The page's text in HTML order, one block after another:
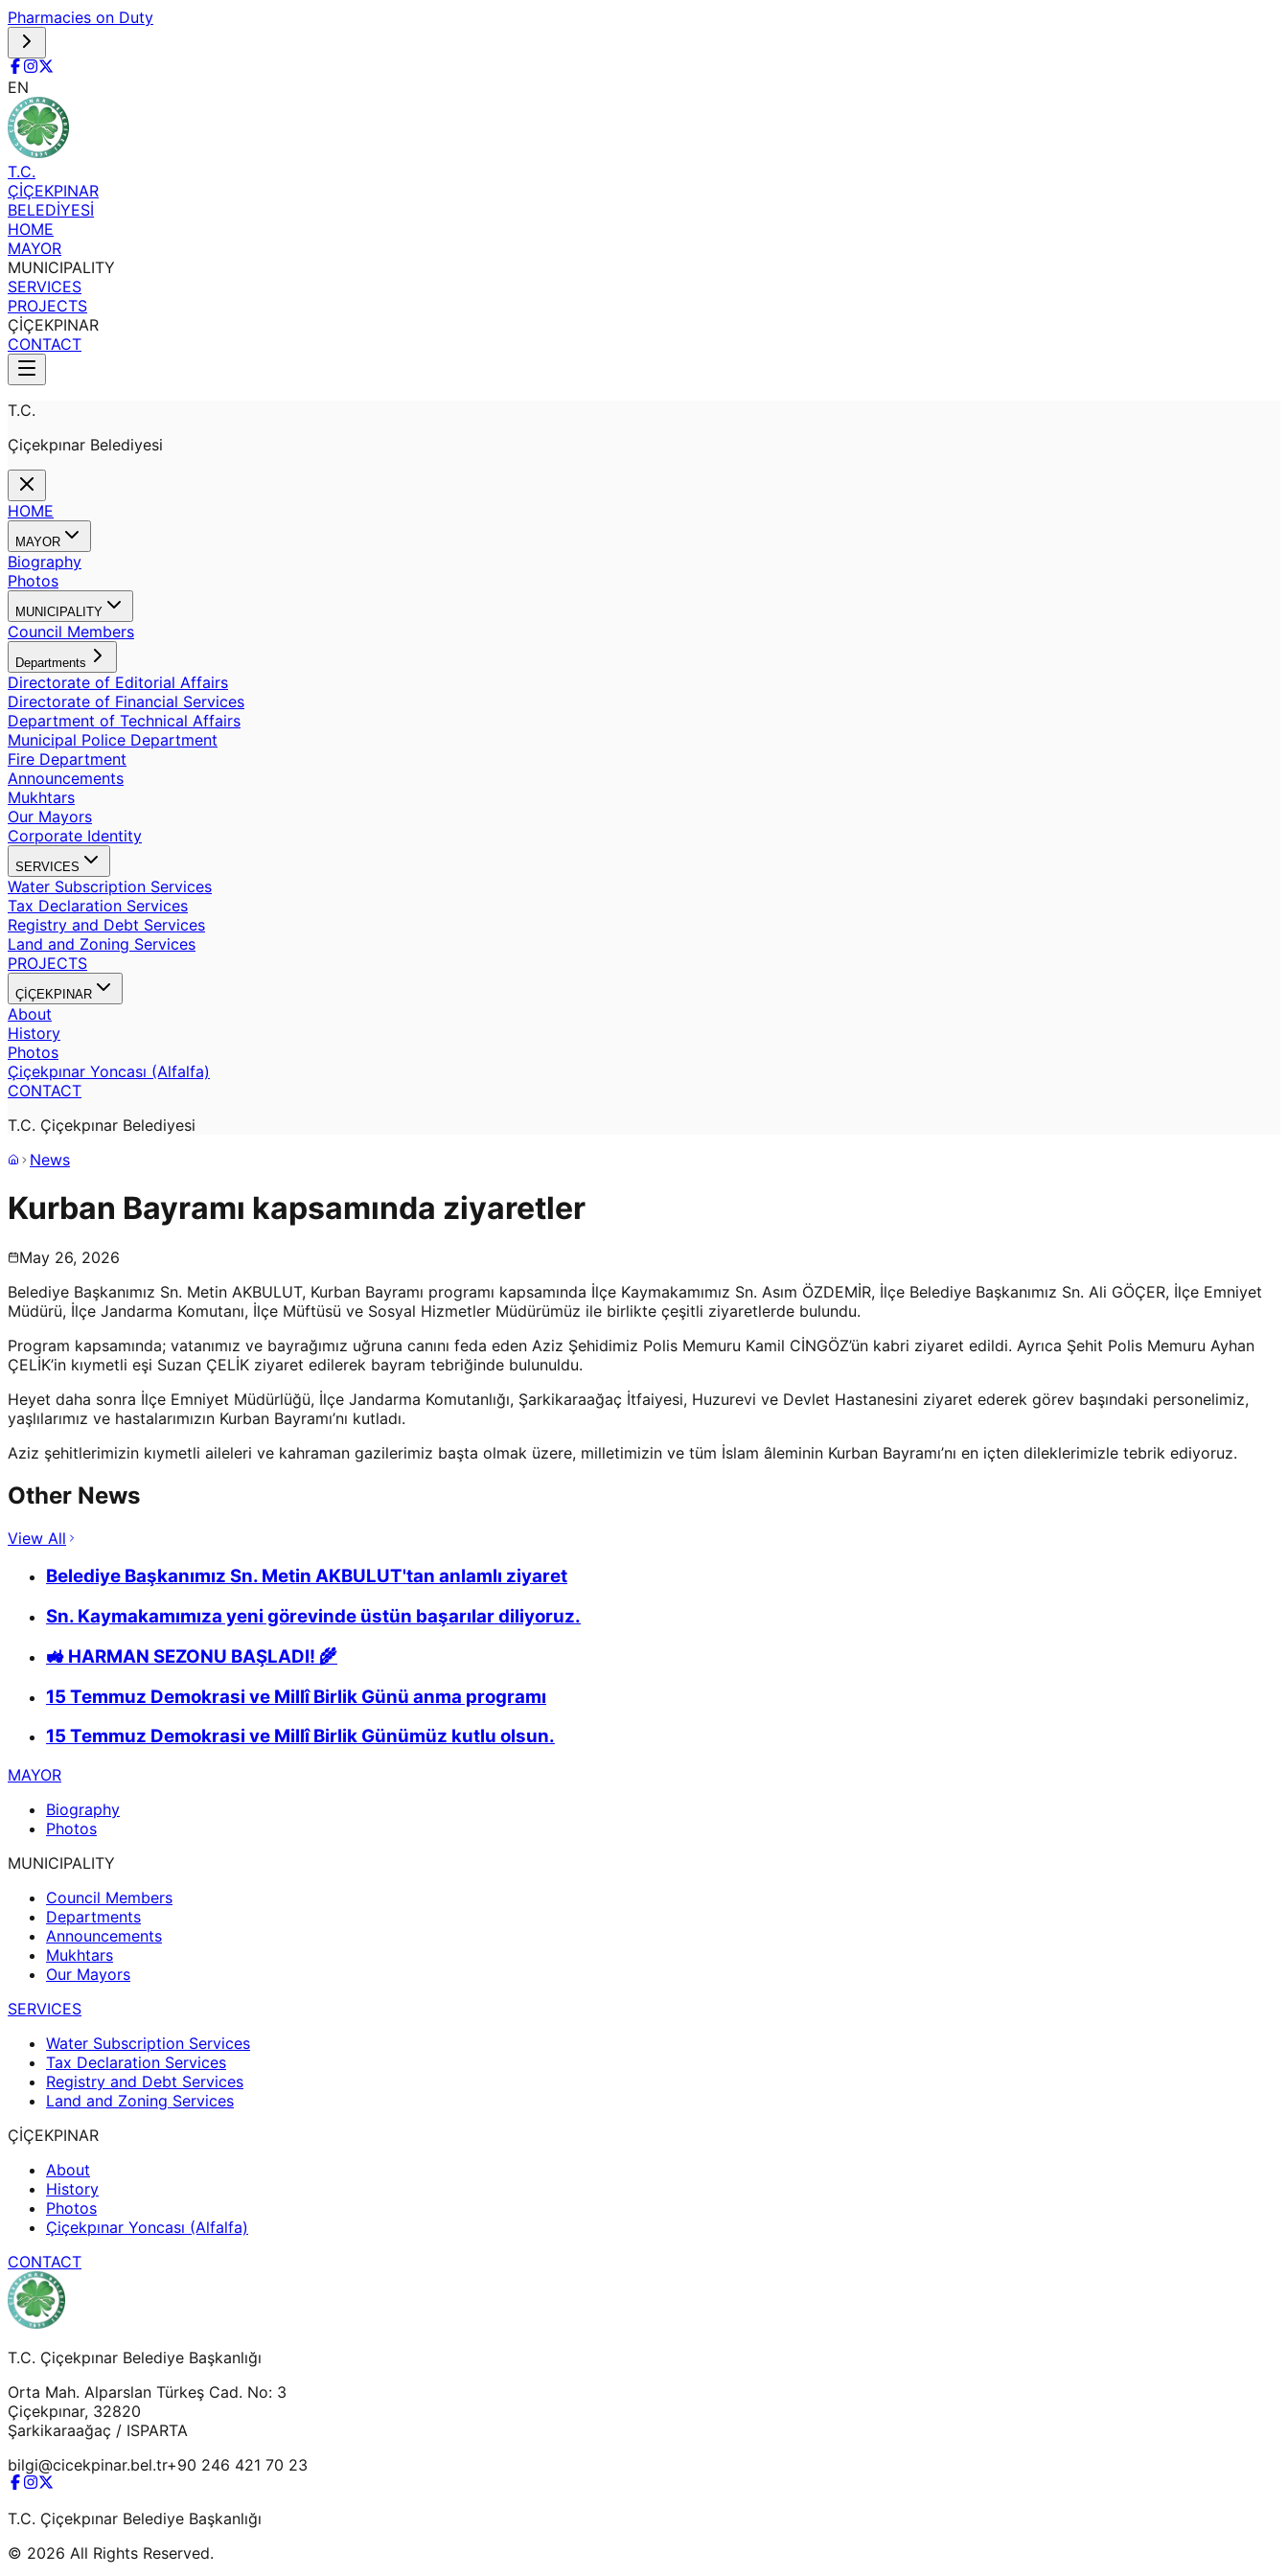
Pharmacies on Duty
EN
T.C.
ÇİÇEKPINAR
BELEDİYESİ
HOME
MAYOR
MUNICIPALITY
SERVICES
PROJECTS
ÇİÇEKPINAR
CONTACT
T.C.
Çiçekpınar Belediyesi
HOME
MAYOR
Biography
Photos
MUNICIPALITY
Council Members
Departments
Directorate of Editorial Affairs
Directorate of Financial Services
Department of Technical Affairs
Municipal Police Department
Fire Department
Announcements
Mukhtars
Our Mayors
Corporate Identity
SERVICES
Water Subscription Services
Tax Declaration Services
Registry and Debt Services
Land and Zoning Services
PROJECTS
ÇİÇEKPINAR
About
History
Photos
Çiçekpınar Yoncası (Alfalfa)
CONTACT
T.C. Çiçekpınar Belediyesi
News
Kurban Bayramı kapsamında ziyaretler
May 26, 2026
Belediye Başkanımız Sn. Metin AKBULUT, Kurban Bayramı programı kapsamında İlçe Kaymakamımız Sn. Asım ÖZDEMİR, İlçe Belediye Başkanımız Sn. Ali GÖÇER, İlçe Emniyet
Müdürü, İlçe Jandarma Komutanı, İlçe Müftüsü ve Sosyal Hizmetler Müdürümüz ile birlikte çeşitli ziyaretlerde bulundu.
Program kapsamında; vatanımız ve bayrağımız uğruna canını feda eden Aziz Şehidimiz Polis Memuru Kamil CİNGÖZ’ün kabri ziyaret edildi. Ayrıca Şehit Polis Memuru Ayhan
ÇELİK’in kıymetli eşi Suzan ÇELİK ziyaret edilerek bayram tebriğinde bulunuldu.
Heyet daha sonra İlçe Emniyet Müdürlüğü, İlçe Jandarma Komutanlığı, Şarkikaraağaç İtfaiyesi, Huzurevi ve Devlet Hastanesini ziyaret ederek görev başındaki personelimiz,
yaşlılarımız ve hastalarımızın Kurban Bayramı’nı kutladı.
Aziz şehitlerimizin kıymetli aileleri ve kahraman gazilerimiz başta olmak üzere, milletimizin ve tüm İslam âleminin Kurban Bayramı’nı en içten dileklerimizle tebrik ediyoruz.
Other News
View All
Belediye Başkanımız Sn. Metin AKBULUT'tan anlamlı ziyaret
Sn. Kaymakamımıza yeni görevinde üstün başarılar diliyoruz.
🚜 HARMAN SEZONU BAŞLADI! 🌾
15 Temmuz Demokrasi ve Millî Birlik Günü anma programı
15 Temmuz Demokrasi ve Millî Birlik Günümüz kutlu olsun.
MAYOR
Biography
Photos
MUNICIPALITY
Council Members
Departments
Announcements
Mukhtars
Our Mayors
SERVICES
Water Subscription Services
Tax Declaration Services
Registry and Debt Services
Land and Zoning Services
ÇİÇEKPINAR
About
History
Photos
Çiçekpınar Yoncası (Alfalfa)
CONTACT
T.C. Çiçekpınar Belediye Başkanlığı
Orta Mah. Alparslan Türkeş Cad. No: 3
Çiçekpınar, 32820
Şarkikaraağaç / ISPARTA
bilgi@cicekpinar.bel.tr+90 246 421 70 23
T.C. Çiçekpınar Belediye Başkanlığı
© 2026 All Rights Reserved.